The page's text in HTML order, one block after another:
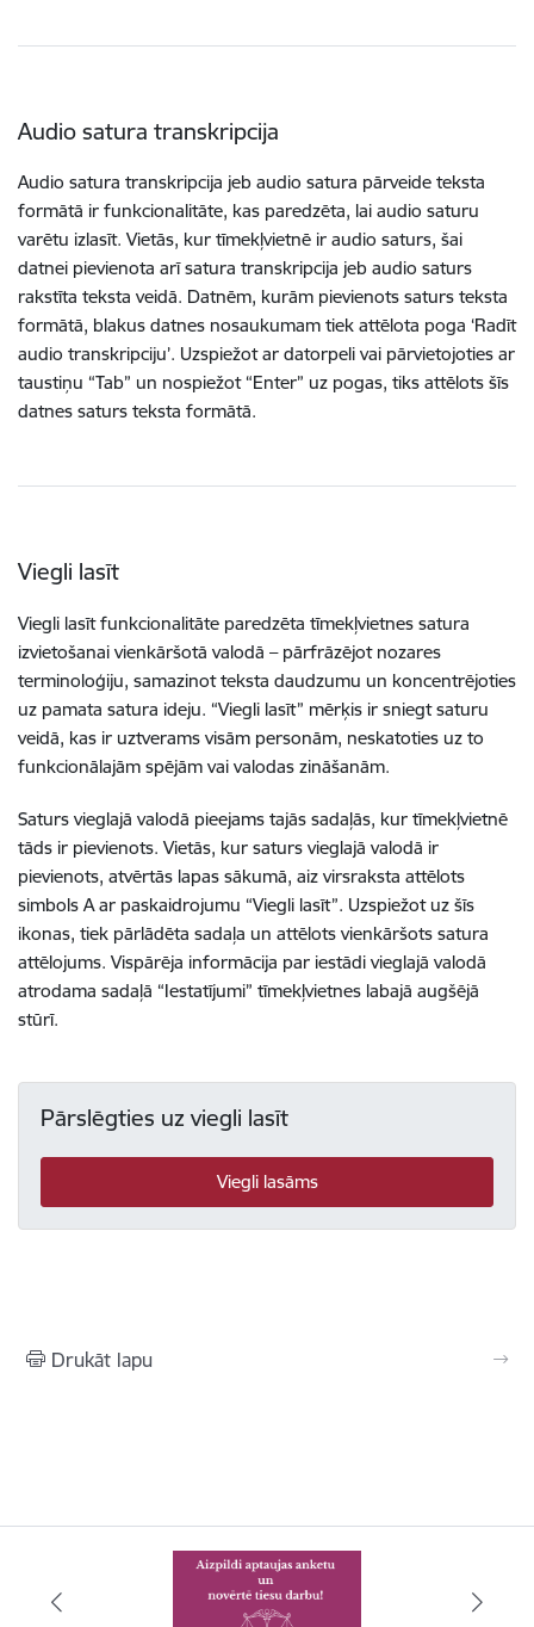
Audio satura transkripcija
Audio satura transkripcija jeb audio satura pārveide teksta
formātā ir funkcionalitāte, kas paredzēta, lai audio saturu
varētu izlasīt. Vietās, kur tīmekļvietnē ir audio saturs, šai
datnei pievienota arī satura transkripcija jeb audio saturs
rakstīta teksta veidā. Datnēm, kurām pievienots saturs teksta
formātā, blakus datnes nosaukumam tiek attēlota poga ‘Radīt
audio transkripciju’. Uzspiežot ar datorpeli vai pārvietojoties ar
taustiņu “Tab” un nospiežot “Enter” uz pogas, tiks attēlots šīs
datnes saturs teksta formātā.
Viegli lasīt
Viegli lasīt funkcionalitāte paredzēta tīmekļvietnes satura
izvietošanai vienkāršotā valodā – pārfrāzējot nozares
terminoloģiju, samazinot teksta daudzumu un koncentrējoties
uz pamata satura ideju. “Viegli lasīt” mērķis ir sniegt saturu
veidā, kas ir uztverams visām personām, neskatoties uz to
funkcionālajām spējām vai valodas zināšanām.
Saturs vieglajā valodā pieejams tajās sadaļās, kur tīmekļvietnē
tāds ir pievienots. Vietās, kur saturs vieglajā valodā ir
pievienots, atvērtās lapas sākumā, aiz virsraksta attēlots
simbols A ar paskaidrojumu “Viegli lasīt”. Uzspiežot uz šīs
ikonas, tiek pārlādēta sadaļa un attēlots vienkāršots satura
attēlojums. Vispārēja informācija par iestādi vieglajā valodā
atrodama sadaļā “Iestatījumi” tīmekļvietnes labajā augšējā
stūrī.
Pārslēgties uz viegli lasīt
Viegli lasāms
Drukāt lapu